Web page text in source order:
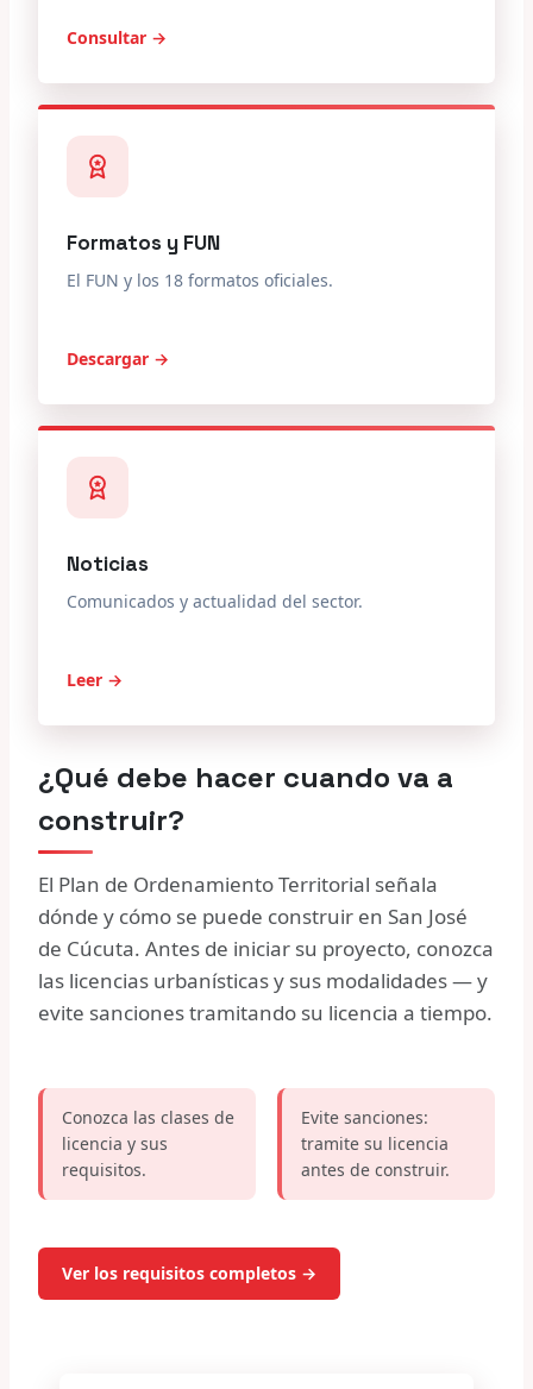
Consultar →
Formatos y FUN
El FUN y los 18 formatos oficiales.
Descargar →
Noticias
Comunicados y actualidad del sector.
Leer →
¿Qué debe hacer cuando va a
construir?
El Plan de Ordenamiento Territorial señala
dónde y cómo se puede construir en San José
de Cúcuta. Antes de iniciar su proyecto, conozca
las licencias urbanísticas y sus modalidades — y
evite sanciones tramitando su licencia a tiempo.
Conozca las clases de
licencia y sus
requisitos.
Evite sanciones:
tramite su licencia
antes de construir.
Ver los requisitos completos →